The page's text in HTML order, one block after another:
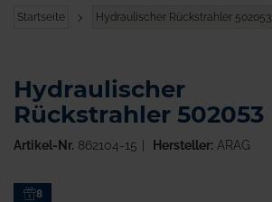
Startseite Hydraulischer Rückstrahler 502053
Zum8
Hydraulischer
Rückstrahler 502053
Artikel-Nr. 862104-15 Hersteller:ARAG